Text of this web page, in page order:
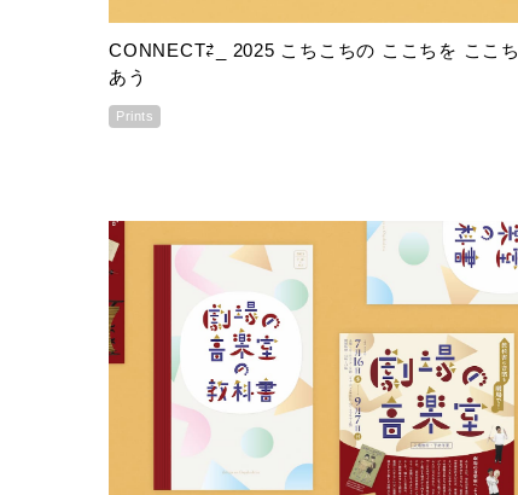
CONNECT⇄_ 2025 こちこちの ここちを ここち
あう
Prints